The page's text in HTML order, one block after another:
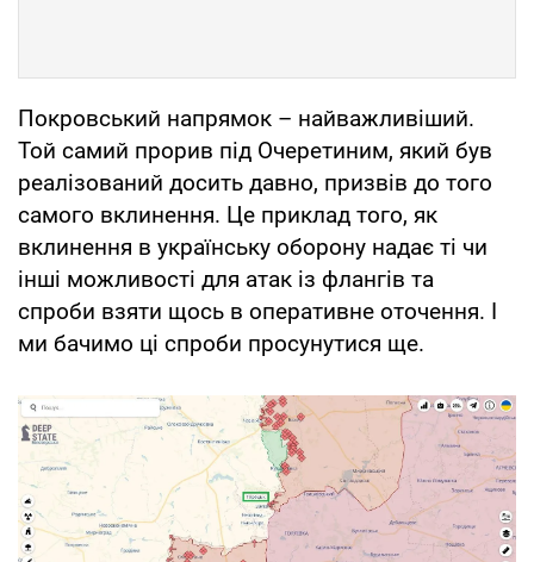
Покровський напрямок – найважливіший.
Той самий прорив під Очеретиним, який був
реалізований досить давно, призвів до того
самого вклинення. Це приклад того, як
вклинення в українську оборону надає ті чи
інші можливості для атак із флангів та
спроби взяти щось в оперативне оточення. І
ми бачимо ці спроби просунутися ще.